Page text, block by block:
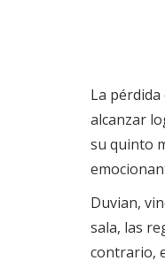
La
alcanzar
su quinto
Duvian,
sala, las
contrario,